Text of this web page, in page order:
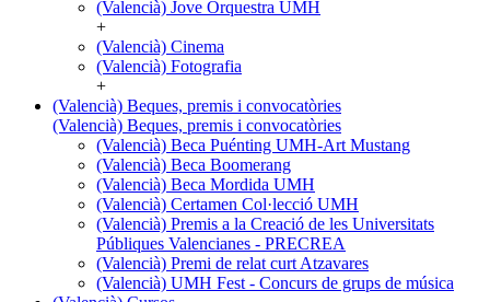
(Valencià) Jove Orquestra UMH
+
(Valencià) Cinema
(Valencià) Fotografia
+
(Valencià) Beques, premis i convocatòries
(Valencià) Beques, premis i convocatòries
(Valencià) Beca Puénting UMH-Art Mustang
(Valencià) Beca Boomerang
(Valencià) Beca Mordida UMH
(Valencià) Certamen Col·lecció UMH
(Valencià) Premis a la Creació de les Universitats
Públiques Valencianes - PRECREA
(Valencià) Premi de relat curt Atzavares
(Valencià) UMH Fest - Concurs de grups de música